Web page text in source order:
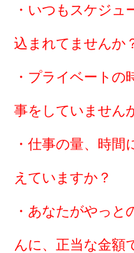
・いつもスケジュ
込まれてませんか
・プライベート
事をしていません
・仕事の量、時間
えていますか？
・あなたがやっと
んに、正当な金額